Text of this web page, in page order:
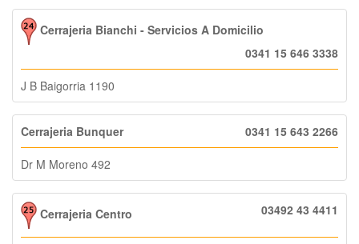
Cerrajeria Bianchi - Servicios A Domicilio
0341 15 646 3338
J B Baigorria 1190
Cerrajeria Bunquer 0341 15 643 2266
Dr M Moreno 492
Cerrajeria Centro 03492 43 4411